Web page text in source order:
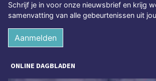
Schrijf je in voor onze nieuwsbrief en krijg
samenvatting van alle gebeurtenissen uit
Aanmelden
ONLINE DAGBLADEN